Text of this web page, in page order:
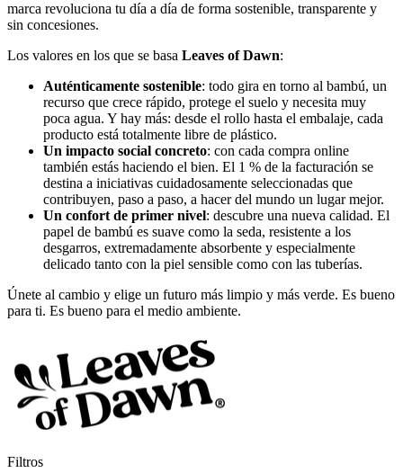
marca revoluciona tu día a día de forma sostenible, transparente y
sin concesiones.
Los valores en los que se basa Leaves of Dawn:
Auténticamente sostenible: todo gira en torno al bambú, un
recurso que crece rápido, protege el suelo y necesita muy
poca agua. Y hay más: desde el rollo hasta el embalaje, cada
producto está totalmente libre de plástico.
Un impacto social concreto: con cada compra online
también estás haciendo el bien. El 1 % de la facturación se
destina a iniciativas cuidadosamente seleccionadas que
contribuyen, paso a paso, a hacer del mundo un lugar mejor.
Un confort de primer nivel: descubre una nueva calidad. El
papel de bambú es suave como la seda, resistente a los
desgarros, extremadamente absorbente y especialmente
delicado tanto con la piel sensible como con las tuberías.
Únete al cambio y elige un futuro más limpio y más verde. Es bueno
para ti. Es bueno para el medio ambiente.
Filtros